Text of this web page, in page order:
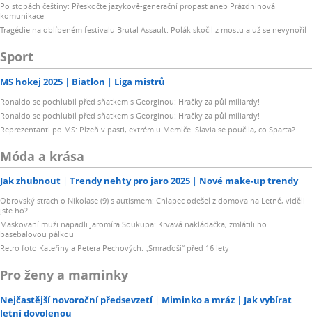
Po stopách češtiny: Přeskočte jazykově-generační propast aneb Prázdninová
komunikace
Tragédie na oblíbeném festivalu Brutal Assault: Polák skočil z mostu a už se nevynořil
Sport
MS hokej 2025 Biatlon Liga mistrů
Ronaldo se pochlubil před sňatkem s Georginou: Hračky za půl miliardy!
Ronaldo se pochlubil před sňatkem s Georginou: Hračky za půl miliardy!
Reprezentanti po MS: Plzeň v pasti, extrém u Memiče. Slavia se poučila, co Sparta?
Móda a krása
Jak zhubnout Trendy nehty pro jaro 2025 Nové make-up trendy
Obrovský strach o Nikolase (9) s autismem: Chlapec odešel z domova na Letné, viděli
jste ho?
Maskovaní muži napadli Jaromíra Soukupa: Krvavá nakládačka, zmlátili ho
basebalovou pálkou
Retro foto Kateřiny a Petera Pechových: „Smraďoši“ před 16 lety
Pro ženy a maminky
Nejčastější novoroční předsevzetí Miminko a mráz
Jak vybírat
letní dovolenou